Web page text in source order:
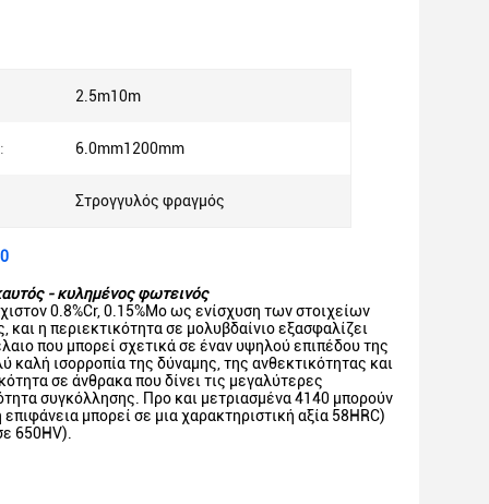
2.5m10m
6.0mm1200mm
Στρογγυλός φραγμός
- κυλημένος φωτεινός
0.8%Cr, 0.15%Mo ως ενίσχυση των στοιχείων
η περιεκτικότητα σε μολυβδαίνιο εξασφαλίζει
που μπορεί σχετικά σε έναν υψηλού επιπέδου της
ισορροπία της δύναμης, της ανθεκτικότητας και
σε άνθρακα που δίνει τις μεγαλύτερες
συγκόλλησης. Προ και μετριασμένα 4140 μπορούν
μπορεί σε μια χαρακτηριστική αξία 58HRC)
650HV).